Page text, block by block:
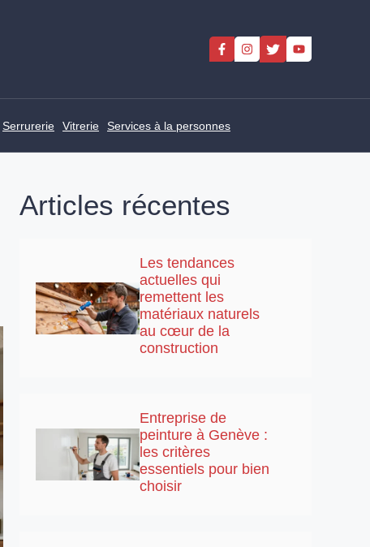
Serrurerie Vitrerie Services à la personnes
Articles récentes
Les tendances
actuelles qui
remettent les
matériaux naturels
au cœur de la
construction
Entreprise de
peinture à Genève :
les critères
essentiels pour bien
choisir